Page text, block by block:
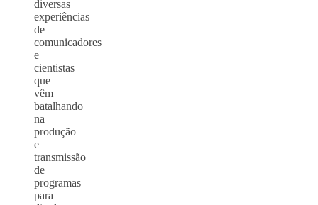
diversas
experiências
de
comunicadores
e
cientistas
que
vêm
batalhando
na
produção
e
transmissão
de
programas
para